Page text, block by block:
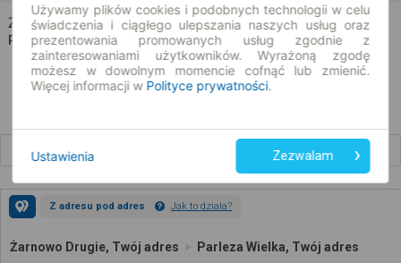
Żarnowo Drugie → Parleza Wielka
Rozkład jazdy i bilety
Z adresu pod adres Jak to działa?
Żarnowo Drugie, Twój adres Parleza Wielka, Twój adres
Używamy plików cookies i podobnych technologii w celu
świadczenia i ciągłego ulepszania naszych usług oraz
prezentowania promowanych usług zgodnie z
zainteresowaniami użytkowników. Wyrażoną zgodę
możesz w dowolnym momencie cofnąć lub zmienić.
Więcej informacji w Polityce prywatności.
Ustawienia Zezwalam